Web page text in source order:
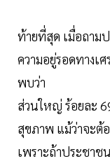
ท้ายที่สุด เมื่อถาม
ความอยู่รอดทางเ
พบว่า
ส่วนใหญ่ ร้อยละ
สุขภาพ แม้ว่าจะต้
เพราะถ้าประชาช